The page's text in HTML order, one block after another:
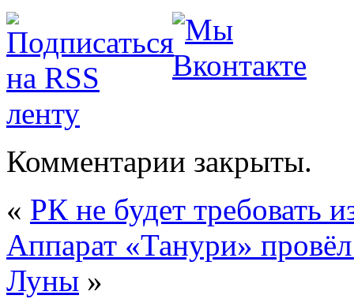
Комментарии закрыты.
« РК не будет требовать
Аппарат «Танури»
Луны »